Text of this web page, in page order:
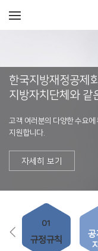
한국지방재정공제
고객 여러분의 다양한 수요에
지원합니다.
자세히 보기
한국지방재정공제
고객 여러분의 다양한 수요에
지원합니다.
자세히 보기
한국지방재정공제
지방자치단체와 같
고객 여러분의 다양한 수요
지원합니다.
자세히 보기
01
규정규칙
공